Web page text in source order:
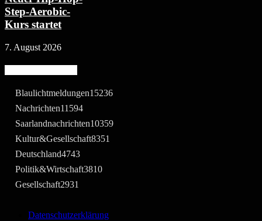
Step-Aerobic-
Kurs startet
7. August 2026
Blaulichtmeldungen15236
Nachrichten11594
Saarlandnachrichten10359
Kultur&Gesellschaft8351
Deutschland4743
Politik&Wirtschaft3810
Gesellschaft2931
Datenschutzerklärung